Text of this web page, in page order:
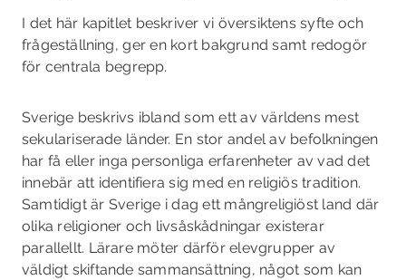
I det här kapitlet beskriver vi översiktens syfte och
frågeställning, ger en kort bakgrund samt redogör
för centrala begrepp.
Sverige beskrivs ibland som ett av världens mest
sekulariserade länder. En stor andel av befolkningen
har få eller inga personliga erfarenheter av vad det
innebär att identifiera sig med en religiös tradition.
Samtidigt är Sverige i dag ett mångreligiöst land där
olika religioner och livsåskådningar existerar
parallellt. Lärare möter därför elevgrupper av
väldigt skiftande sammansättning, något som kan